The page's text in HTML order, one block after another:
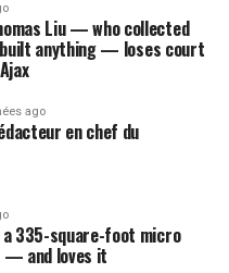
Liu — who collected
built anything — loses court
ago
en chef du
a 335-square-foot micro
— and loves it